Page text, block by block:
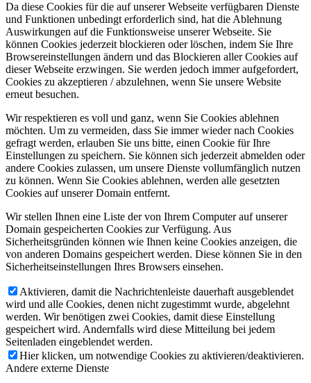
Da diese Cookies für die auf unserer Webseite verfügbaren Dienste
und Funktionen unbedingt erforderlich sind, hat die Ablehnung
Auswirkungen auf die Funktionsweise unserer Webseite. Sie
können Cookies jederzeit blockieren oder löschen, indem Sie Ihre
Browsereinstellungen ändern und das Blockieren aller Cookies auf
dieser Webseite erzwingen. Sie werden jedoch immer aufgefordert,
Cookies zu akzeptieren / abzulehnen, wenn Sie unsere Website
erneut besuchen.
Wir respektieren es voll und ganz, wenn Sie Cookies ablehnen
möchten. Um zu vermeiden, dass Sie immer wieder nach Cookies
gefragt werden, erlauben Sie uns bitte, einen Cookie für Ihre
Einstellungen zu speichern. Sie können sich jederzeit abmelden oder
andere Cookies zulassen, um unsere Dienste vollumfänglich nutzen
zu können. Wenn Sie Cookies ablehnen, werden alle gesetzten
Cookies auf unserer Domain entfernt.
Wir stellen Ihnen eine Liste der von Ihrem Computer auf unserer
Domain gespeicherten Cookies zur Verfügung. Aus
Sicherheitsgründen können wie Ihnen keine Cookies anzeigen, die
von anderen Domains gespeichert werden. Diese können Sie in den
Sicherheitseinstellungen Ihres Browsers einsehen.
Aktivieren, damit die Nachrichtenleiste dauerhaft ausgeblendet
wird und alle Cookies, denen nicht zugestimmt wurde, abgelehnt
werden. Wir benötigen zwei Cookies, damit diese Einstellung
gespeichert wird. Andernfalls wird diese Mitteilung bei jedem
Seitenladen eingeblendet werden.
Hier klicken, um notwendige Cookies zu aktivieren/deaktivieren.
Andere externe Dienste